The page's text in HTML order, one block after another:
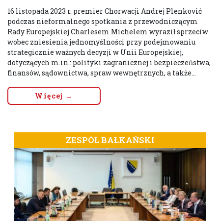
16 listopada 2023 r. premier Chorwacji Andrej Plenković
podczas nieformalnego spotkania z przewodniczącym
Rady Europejskiej Charlesem Michelem wyraził sprzeciw
wobec zniesienia jednomyślności przy podejmowaniu
strategicznie ważnych decyzji w Unii Europejskiej,
dotyczących m.in.: polityki zagranicznej i bezpieczeństwa,
finansów, sądownictwa, spraw wewnętrznych, a także...
Więcej →
ZESPÓŁ BAŁKAŃSKI